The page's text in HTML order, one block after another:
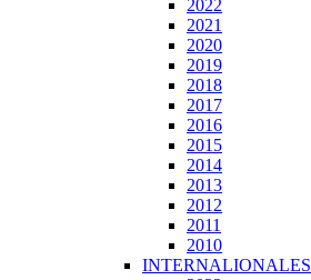
2022
2021
2020
2019
2018
2017
2016
2015
2014
2013
2012
2011
2010
INTERNALIONALES